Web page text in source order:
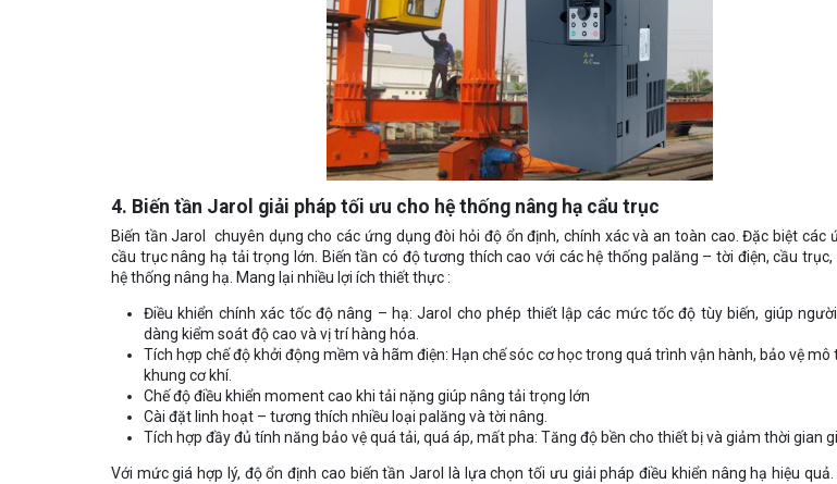
4. Biến tần Jarol giải pháp tối ưu cho hệ thống nâng hạ cẩu trục
Biến tần Jarol chuyên dụng cho các ứng dụng đòi hỏi độ ổn định, chính xác và an toàn cao. Đặc biệt các
cầu trục nâng hạ tải trọng lớn. Biến tần có độ tương thích cao với các hệ thống palăng – tời điện, cầu trục,
hệ thống nâng hạ. Mang lại nhiều lợi ích thiết thực :
Điều khiển chính xác tốc độ nâng – hạ: Jarol cho phép thiết lập các mức tốc độ tùy biến, giúp
dàng kiểm soát độ cao và vị trí hàng hóa.
Tích hợp chế độ khởi động mềm và hãm điện: Hạn chế sóc cơ học trong quá trình vận hành, bảo vệ mô
khung cơ khí.
Chế độ điều khiển moment cao khi tải nặng giúp nâng tải trọng lớn
Cài đặt linh hoạt – tương thích nhiều loại palăng và tời nâng.
Tích hợp đầy đủ tính năng bảo vệ quá tải, quá áp, mất pha: Tăng độ bền cho thiết bị và giảm thời gian
Với mức giá hợp lý, độ ổn định cao biến tần Jarol là lựa chọn tối ưu giải pháp điều khiển nâng hạ hiệu quả.